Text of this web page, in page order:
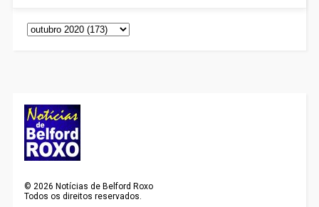
©2026 Notícias de Belford Roxo
Todos os direitos reservados.